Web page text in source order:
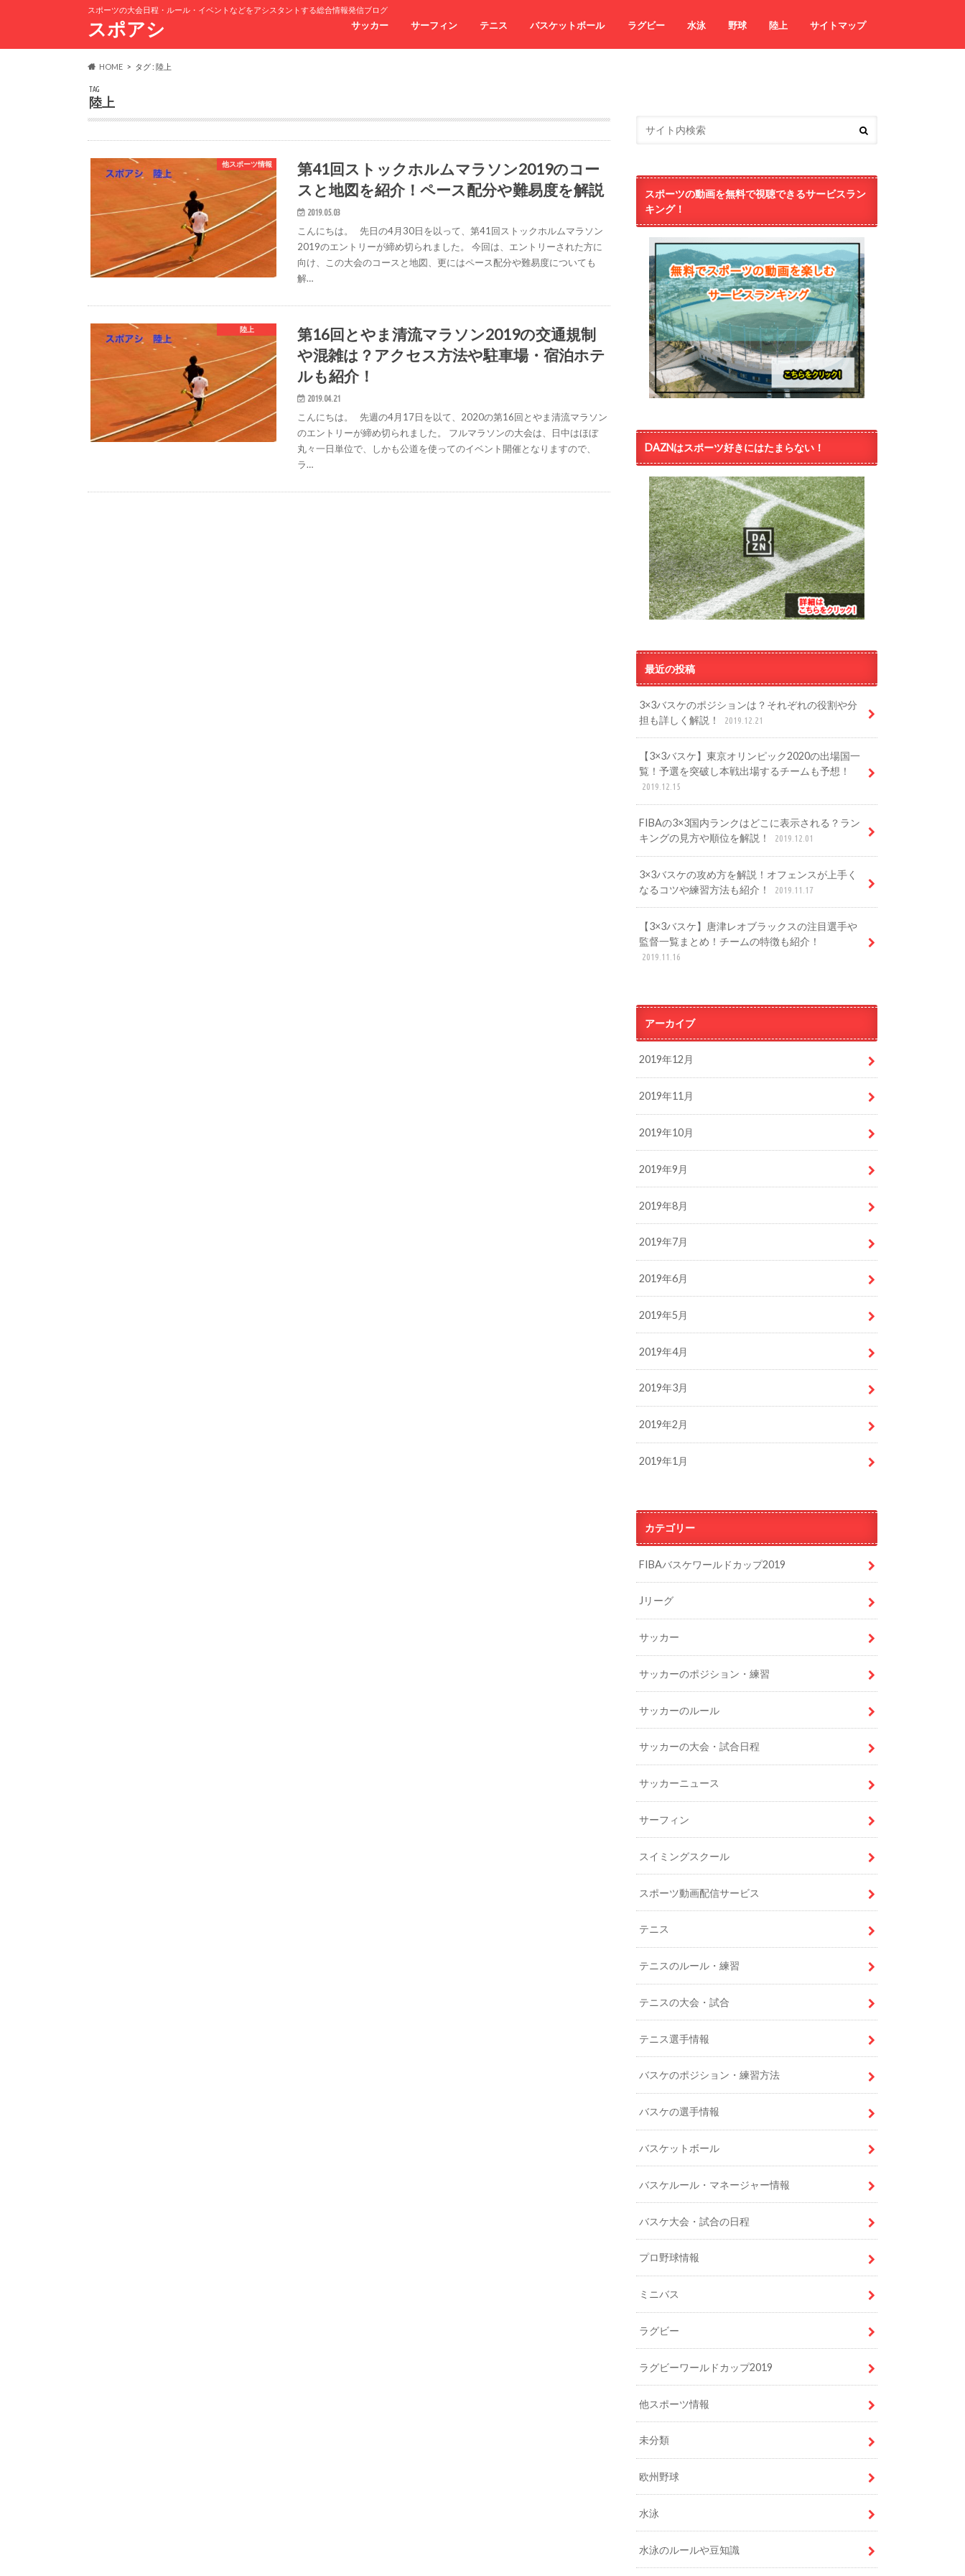
スポーツの大会日程・ルール・イベントなどをアシスタントする総合情報発信ブログ
スポアシ サッカー サーフィン テニス バスケットボール ラグビー 水泳 野球 陸上 サイトマップ
HOME タグ : 陸上
TAG
陸上
他スポーツ情報
第41回ストックホルムマラソン2019のコー
スと地図を紹介！ペース配分や難易度を解説
2019.05.03
こんにちは。 先日の4月30日を以って、第41回ストックホルムマラソン
2019のエントリーが締め切られました。 今回は、エントリーされた方に
向け、この大会のコースと地図、更にはペース配分や難易度についても
解…
陸上
第16回とやま清流マラソン2019の交通規制
や混雑は？アクセス方法や駐車場・宿泊ホテ
ルも紹介！
2019.04.21
こんにちは。 先週の4月17日を以て、2020の第16回とやま清流マラソン
のエントリーが締め切られました。 フルマラソンの大会は、日中はほぼ
丸々一日単位で、しかも公道を使ってのイベント開催となりますので、
ラ…
スポーツの動画を無料で視聴できるサービスラン
キング！
DAZNはスポーツ好きにはたまらない！
最近の投稿
3×3バスケのポジションは？それぞれの役割や分
担も詳しく解説！
2019.12.21
【3×3バスケ】東京オリンピック2020の出場国一
覧！予選を突破し本戦出場するチームも予想！
2019.12.15
FIBAの3×3国内ランクはどこに表示される？ラン
キングの見方や順位を解説！
2019.12.01
3×3バスケの攻め方を解説！オフェンスが上手く
なるコツや練習方法も紹介！
2019.11.17
【3×3バスケ】唐津レオブラックスの注目選手や
監督一覧まとめ！チームの特徴も紹介！
2019.11.16
アーカイブ
2019年12月
2019年11月
2019年10月
2019年9月
2019年8月
2019年7月
2019年6月
2019年5月
2019年4月
2019年3月
2019年2月
2019年1月
カテゴリー
FIBAバスケワールドカップ2019
Jリーグ
サッカー
サッカーのポジション・練習
サッカーのルール
サッカーの大会・試合日程
サッカーニュース
サーフィン
スイミングスクール
スポーツ動画配信サービス
テニス
テニスのルール・練習
テニスの大会・試合
テニス選手情報
バスケのポジション・練習方法
バスケの選手情報
バスケットボール
バスケルール・マネージャー情報
バスケ大会・試合の日程
プロ野球情報
ミニバス
ラグビー
ラグビーワールドカップ2019
他スポーツ情報
未分類
欧州野球
水泳
水泳のルールや豆知識